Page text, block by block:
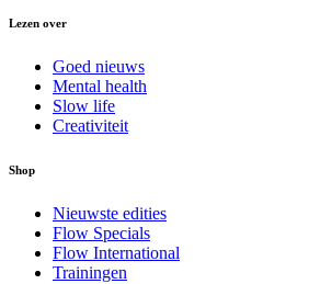
Lezen over
Goed nieuws
Mental health
Slow life
Creativiteit
Shop
Nieuwste edities
Flow Specials
Flow International
Trainingen